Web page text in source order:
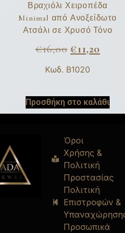
Βραχιόλι Χειροπέδα
Minimal από Ανοξείδωτο
Ατσάλι σε Χρυσό Τόνο
€16,00 €11,20
Κωδ. B1020
Προσθήκη στο καλάθι
Όροι
Χρήσης &
Πολιτική
Προστασίας
Πολιτική
Επιστροφών &
Προσωπικά